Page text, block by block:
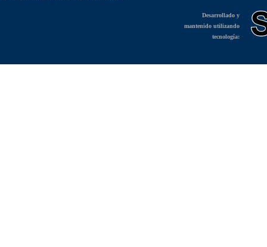
Desarrollado y
mantenido utilizando
tecnología: